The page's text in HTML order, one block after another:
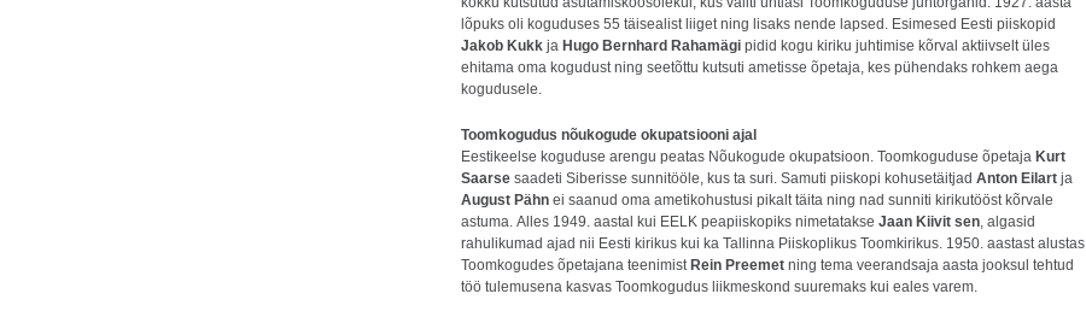
lõpuks oli koguduses 55 täisealist liiget ning lisaks nende lapsed. Esimesed Eesti piiskopid
Jakob Kukk ja Hugo Bernhard Rahamägi pidid kogu kiriku juhtimise kõrval aktiivselt üles
ehitama oma kogudust ning seetõttu kutsuti ametisse õpetaja, kes pühendaks rohkem aega
kogudusele.
Toomkogudus nõukogude okupatsiooni ajal
Eestikeelse koguduse arengu peatas Nõukogude okupatsioon. Toomkoguduse õpetaja Kurt
Saarse saadeti Siberisse sunnitööle, kus ta suri. Samuti piiskopi kohusetäitjad Anton Eilart ja
August Pähn ei saanud oma ametikohustusi pikalt täita ning nad sunniti kirikutööst kõrvale
astuma. Alles 1949. aastal kui EELK peapiiskopiks nimetatakse Jaan Kiivit sen, algasid
rahulikumad ajad nii Eesti kirikus kui ka Tallinna Piiskoplikus Toomkirikus. 1950. aastast alustas
Toomkogudes õpetajana teenimist Rein Preemet ning tema veerandsaja aasta jooksul tehtud
töö tulemusena kasvas Toomkogudus liikmeskond suuremaks kui eales varem.